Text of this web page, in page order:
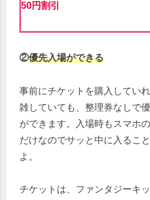
50円割引
②優先入場ができる
事前にチケットを購入してい
雑していても、整理券なしで
ができます。入場時もスマホ
だけなのでサッと中に入るこ
よ。
チケットは、ファンタジーキ